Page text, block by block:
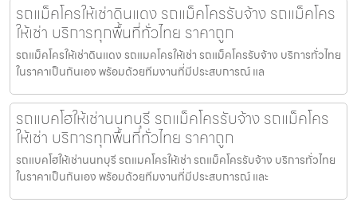
รถแม็คโครให้เช่าดินแดง รถแม็คโครรับจ้าง รถแม็คโคร
ให้เช่า บริการทุกพื้นที่ทั่วไทย ราคาถูก
รถแม็คโครให้เช่าดินแดง รถแมคโครให้เช่า รถแม็คโครรับจ้าง บริการทั่วไทย
ในราคาเป็นกันเอง พร้อมด้วยทีมงานที่มีประสบการณ์ แล
รถแบคโฮให้เช่านนทบุรี รถแม็คโครรับจ้าง รถแม็คโคร
ให้เช่า บริการทุกพื้นที่ทั่วไทย ราคาถูก
รถแบคโฮให้เช่านนทบุรี รถแมคโครให้เช่า รถแม็คโครรับจ้าง บริการทั่วไทย
ในราคาเป็นกันเอง พร้อมด้วยทีมงานที่มีประสบการณ์ และ